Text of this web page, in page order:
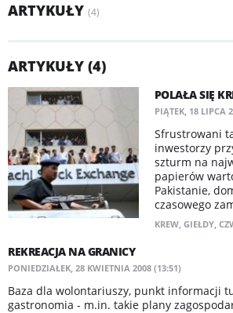
ARTYKUŁY (4)
ARTYKUŁY (4)
POLAŁA SIĘ
PIĄTEK, 18 LIPCA
Sfrustrowani
inwestorzy
szturm na
papierów
Pakistanie,
czasowego
KREW, GIEŁDY,
REKREACJA NA GRANICY
PONIEDZIAŁEK, 28 KWIETNIA 2008 (13:51)
Baza dla wolontariuszy, punkt informacji
gastronomia - m.in. takie plany